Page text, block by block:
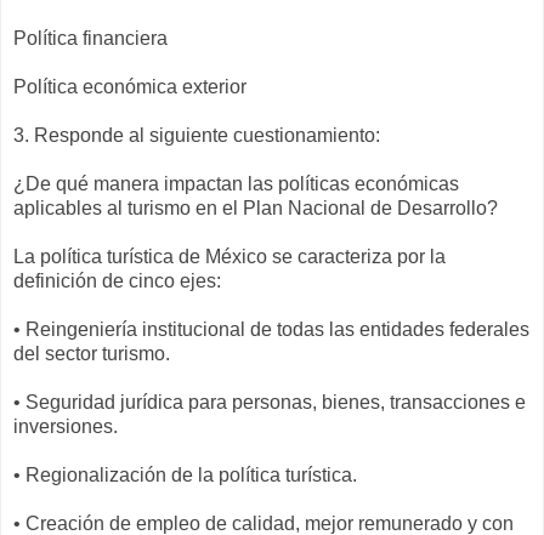
Política financiera
Política económica exterior
3. Responde al siguiente cuestionamiento:
¿De qué manera impactan las políticas económicas
aplicables al turismo en el Plan Nacional de Desarrollo?
La política turística de México se caracteriza por la
definición de cinco ejes:
• Reingeniería institucional de todas las entidades federales
del sector turismo.
• Seguridad jurídica para personas, bienes, transacciones e
inversiones.
• Regionalización de la política turística.
• Creación de empleo de calidad, mejor remunerado y con